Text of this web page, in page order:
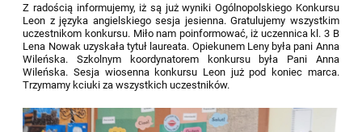
Z radością informujemy, iż są już wyniki Ogólnopolskiego Konkursu
Leon z języka angielskiego sesja jesienna. Gratulujemy wszystkim
uczestnikom konkursu. Miło nam poinformować, iż uczennica kl. 3 B
Lena Nowak uzyskała tytuł laureata. Opiekunem Leny była pani Anna
Wileńska. Szkolnym koordynatorem konkursu była Pani Anna
Wileńska. Sesja wiosenna konkursu Leon już pod koniec marca.
Trzymamy kciuki za wszystkich uczestników.